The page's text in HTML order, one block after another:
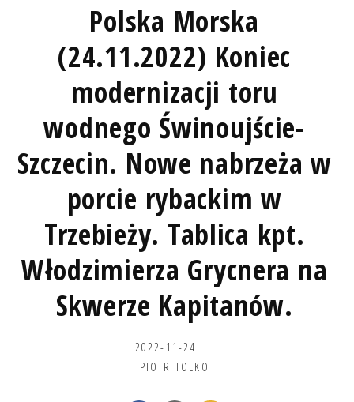
Polska Morska
(24.11.2022) Koniec
modernizacji toru
wodnego Świnoujście-
Szczecin. Nowe nabrzeża w
porcie rybackim w
Trzebieży. Tablica kpt.
Włodzimierza Grycnera na
Skwerze Kapitanów.
2022-11-24
PIOTR TOLKO